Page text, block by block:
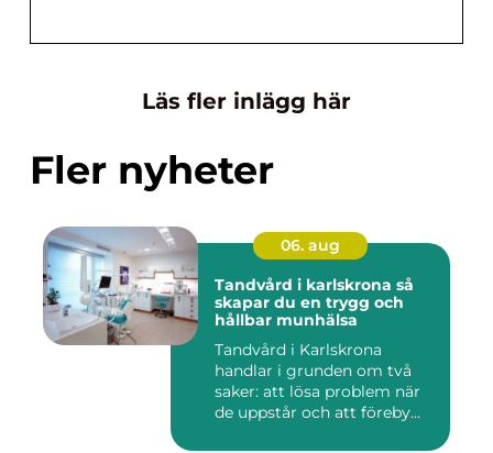
Läs fler inlägg här
Fler nyheter
06. aug
Tandvård i karlskrona så
skapar du en trygg och
hållbar munhälsa
Tandvård i Karlskrona
handlar i grunden om två
saker: att lösa problem när
de uppstår och att föreby...